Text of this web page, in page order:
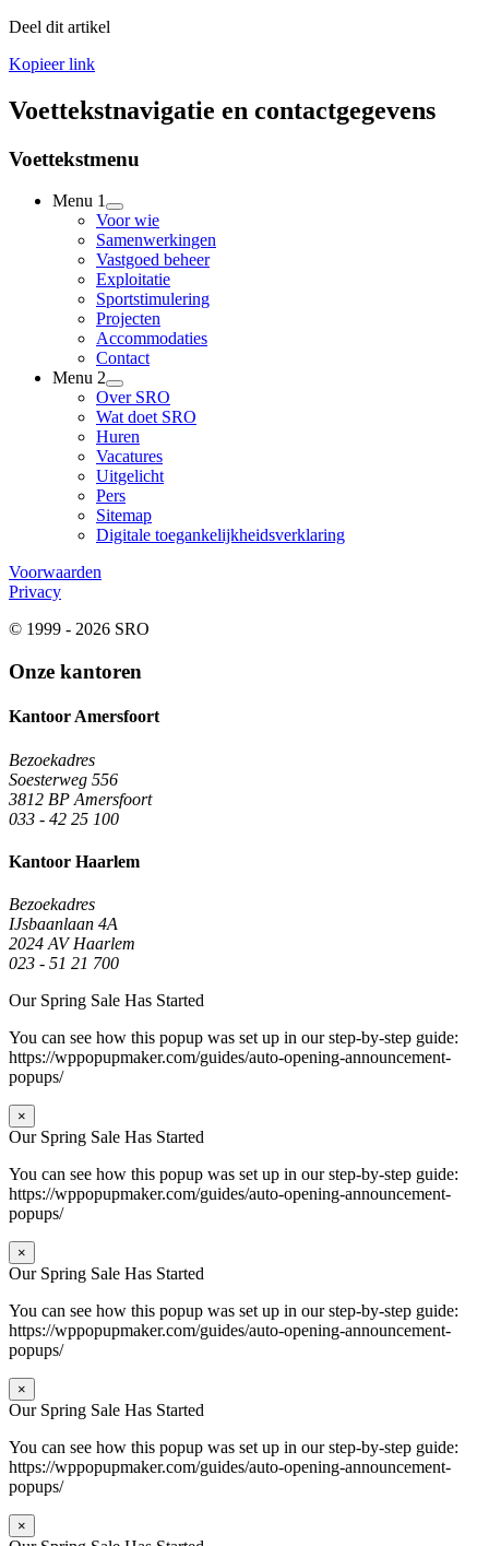
Deel dit artikel
Kopieer link
Voettekstnavigatie en contactgegevens
Voettekstmenu
Menu 1
Voor wie
Samenwerkingen
Vastgoed beheer
Exploitatie
Sportstimulering
Projecten
Accommodaties
Contact
Menu 2
Over SRO
Wat doet SRO
Huren
Vacatures
Uitgelicht
Pers
Sitemap
Digitale toegankelijkheidsverklaring
Voorwaarden
Privacy
© 1999 - 2026 SRO
Onze kantoren
Kantoor Amersfoort
Bezoekadres
Soesterweg 556
3812 BP Amersfoort
033 - 42 25 100
Kantoor Haarlem
Bezoekadres
IJsbaanlaan 4A
2024 AV Haarlem
023 - 51 21 700
Our Spring Sale Has Started
You can see how this popup was set up in our step-by-step guide:
https://wppopupmaker.com/guides/auto-opening-announcement-
popups/
×
Our Spring Sale Has Started
You can see how this popup was set up in our step-by-step guide:
https://wppopupmaker.com/guides/auto-opening-announcement-
popups/
×
Our Spring Sale Has Started
You can see how this popup was set up in our step-by-step guide:
https://wppopupmaker.com/guides/auto-opening-announcement-
popups/
×
Our Spring Sale Has Started
You can see how this popup was set up in our step-by-step guide:
https://wppopupmaker.com/guides/auto-opening-announcement-
popups/
×